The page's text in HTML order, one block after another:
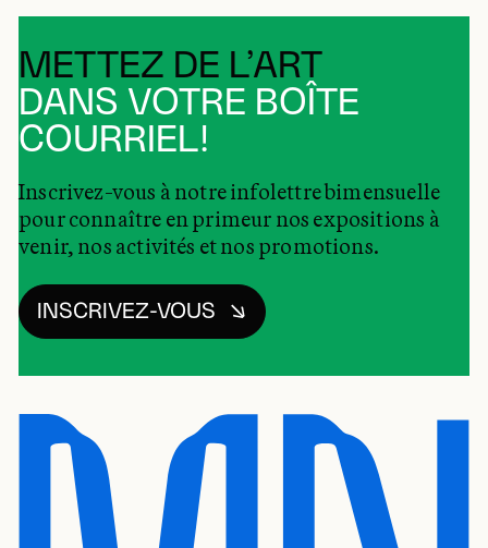
METTEZ DE L’ART
DANS VOTRE BOÎTE
COURRIEL!
Inscrivez-vous à notre infolettre bimensuelle
pour connaître en primeur nos expositions à
venir, nos activités et nos promotions.
INSCRIVEZ-VOUS